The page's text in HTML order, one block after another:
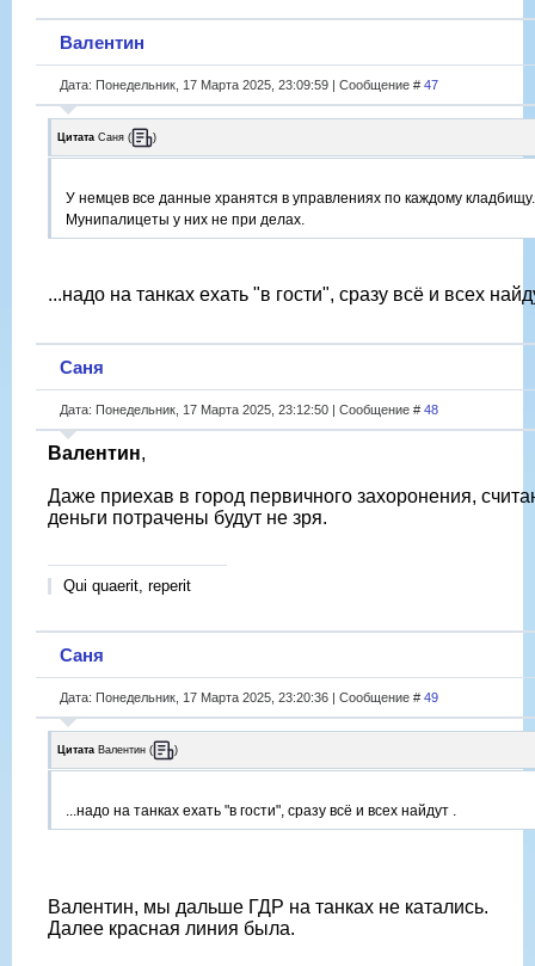
Валентин
Дата: Понедельник, 17 Марта 2025, 23:09:59 | Сообщение # 47
Цитата Саня ( )
У немцев все данные хранятся в управлениях по каждому кладбищу.
Мунипалицеты у них не при делах.
...надо на танках ехать "в гости", сразу всё и всех
Саня
Дата: Понедельник, 17 Марта 2025, 23:12:50 | Сообщение # 48
Валентин,
Даже приехав в город первичного захоронения,
деньги потрачены будут не зря.
Qui quaerit, reperit
Саня
Дата: Понедельник, 17 Марта 2025, 23:20:36 | Сообщение # 49
Цитата Валентин ( )
...надо на танках ехать "в гости", сразу всё и всех найдут .
Валентин, мы дальше ГДР на танках не катались.
Далее красная линия была.